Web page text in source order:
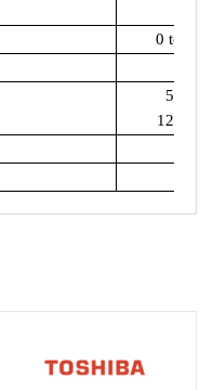
0 to 65
5 V
12 V